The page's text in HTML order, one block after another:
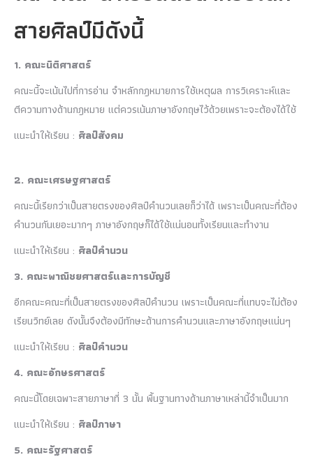
สายศิลป์มีดังนี้
1. คณะนิติศาสตร์
คณะนี้จะเน้นไปที่การอ่าน จำหลักกฎหมายการใช้เหตุผล การวิเคราะห์และ
ตีความทางด้านกฎหมาย แต่ควรเน้นภาษาอังกฤษไว้ด้วยเพราะจะต้องได้ใช้
แนะนำให้เรียน : ศิลป์สังคม
2. คณะเศรษฐศาสตร์
คณะนี้เรียกว่าเป็นสายตรงของศิลป์คำนวนเลยก็ว่าได้ เพราะเป็นคณะที่ต้อง
คำนวนกันเยอะมากๆ ภาษาอังกฤษก็ได้ใช้แน่นอนทั้งเรียนและทำงาน
แนะนำให้เรียน : ศิลป์คำนวน
3. คณะพาณิชยศาสตร์และการบัญชี
อีกคณะคณะที่เป็นสายตรงของศิลป์คำนวน เพราะเป็นคณะที่แทบจะไม่ต้อง
เรียนวิทย์เลย ดังนั้นจึงต้องมีทักษะด้านการคำนวนและภาษาอังกฤษแน่นๆ
แนะนำให้เรียน : ศิลป์คำนวน
4. คณะอักษรศาสตร์
คณะนี้โดยเฉพาะสายภาษาที่ 3 นั้น พื้นฐานทางด้านภาษาเหล่านี้จำเป็นมาก
แนะนำให้เรียน : ศิลป์ภาษา
5. คณะรัฐศาสตร์